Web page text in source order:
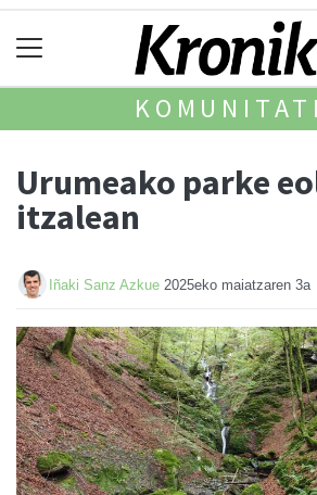
Urumeako parke
itzalean
Iñaki Sanz Azkue 2025eko maiatzaren 3a